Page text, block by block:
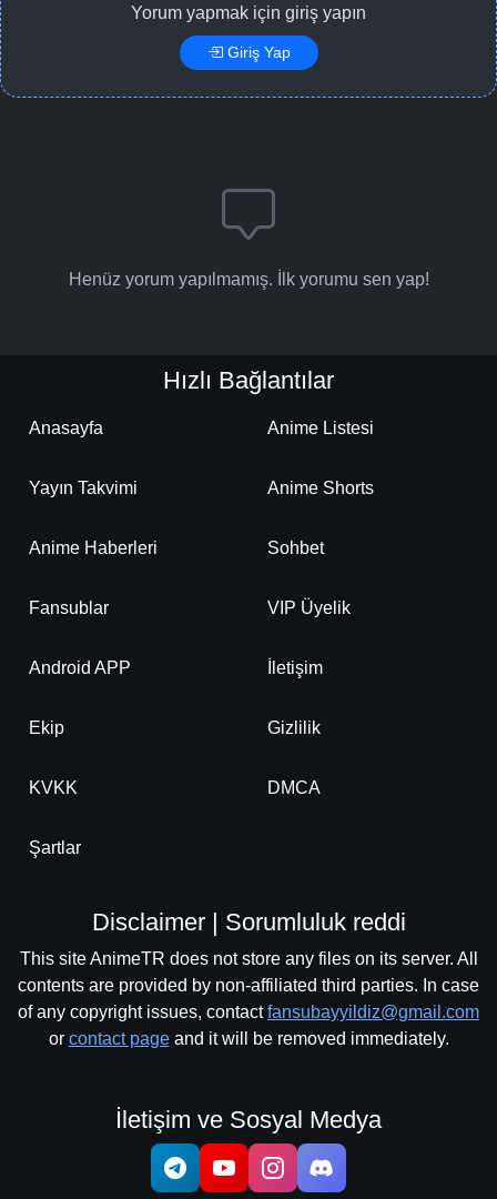
Yorum yapmak için giriş yapın
Giriş Yap
Henüz yorum yapılmamış. İlk yorumu sen yap!
Hızlı Bağlantılar
Anasayfa Anime Listesi
Yayın Takvimi Anime Shorts
Anime Haberleri Sohbet
Fansublar VIP Üyelik
Android APP İletişim
Ekip Gizlilik
KVKK DMCA
Şartlar
Disclaimer | Sorumluluk reddi
This site AnimeTR does not store any files on its server. All
contents are provided by non-affiliated third parties. In case
of any copyright issues, contactfansubayyildiz@gmail.com
or contact pageand it will be removed immediately.
İletişim ve Sosyal Medya